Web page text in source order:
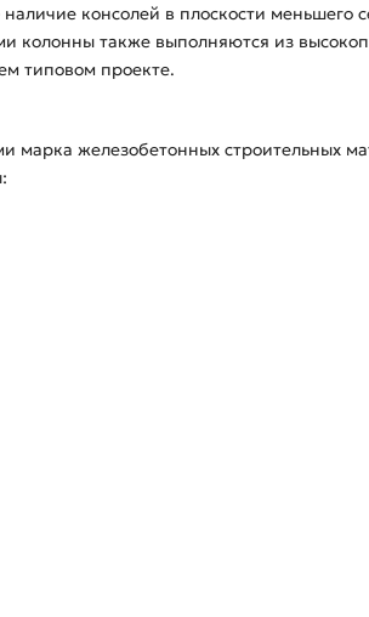
наличие консолей в плоскости
колонны также выполняются из
типовом проекте.
железобетонных строительных